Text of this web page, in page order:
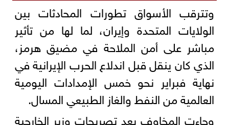
وتترقب الأسواق تطورات المحادثات بين
الولايات المتحدة وإيران، لما لها من تأثير
مباشر على أمن الملاحة في مضيق هرمز،
الذي كان ينقل قبل اندلاع الحرب الإيرانية في
نهاية فبراير نحو خمس الإمدادات اليومية
العالمية من النفط والغاز الطبيعي المسال.
وجاءت المخاوف بعد تصريحات وزير الخارجية